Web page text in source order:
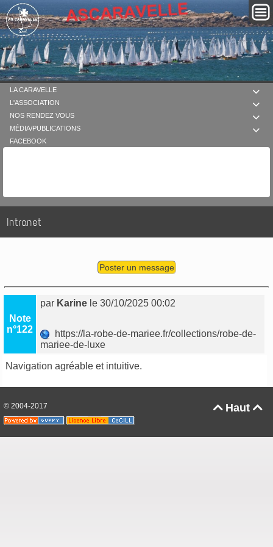

LA CARAVELLE

L'ASSOCIATION

NOS RENDEZ VOUS

MÉDIA/PUBLICATIONS
FACEBOOK
Intranet
Poster un message
Note
n°122
par Karine le 30/10/2025 00:02
https://la-robe-de-mariee.fr/collections/robe-de-
mariee-de-luxe
Navigation agréable et intuitive.
Haut 
© 2004-2017